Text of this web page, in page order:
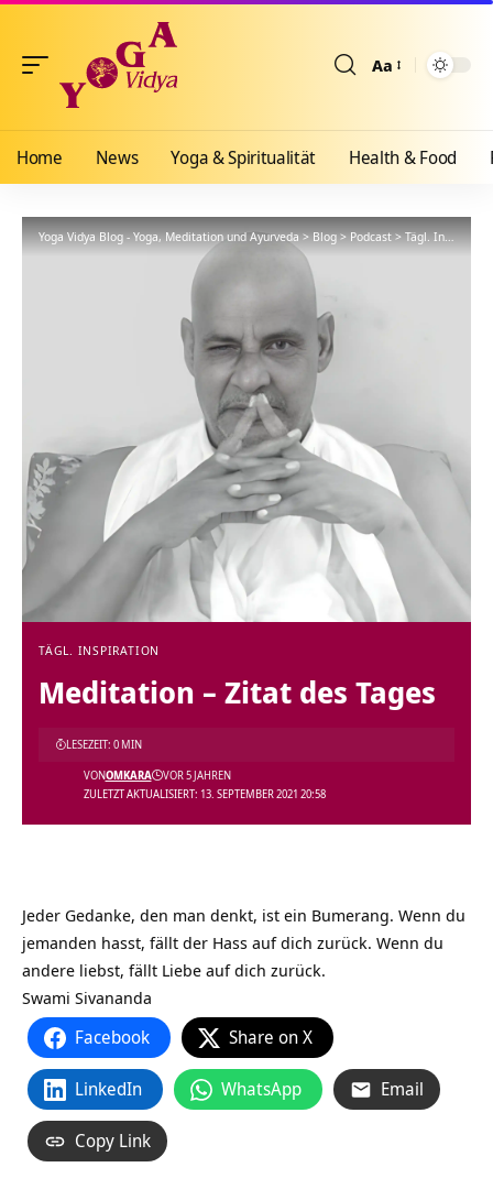
Aa
Home News Yoga & Spiritualität Health & Food
Yoga Vidya Blog - Yoga, Meditation und Ayurveda>Blog>Podcast>Tägl. Inspiration
TÄGL. INSPIRATION
Meditation – Zitat des Tages
ZULETZT AKTUALISIERT: 13. SEPTEMBER 2021 20:58
VONOMKARA VOR 5 JAHREN
LESEZEIT: 0 MIN
Jeder Gedanke, den man denkt, ist ein Bumerang. Wenn du
jemanden hasst, fällt der Hass auf dich zurück. Wenn du
andere liebst, fällt Liebe auf dich zurück.
Swami Sivananda
Facebook Share on X
LinkedIn WhatsApp Email
Copy Link